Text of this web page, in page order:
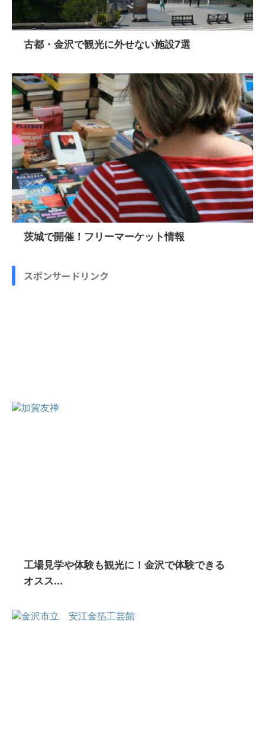
古都・金沢で観光に外せない施設7選
茨城で開催！フリーマーケット情報
スポンサードリンク
工場見学や体験も観光に！金沢で体験できる
オスス...